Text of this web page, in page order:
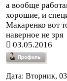
а вообще
хорошие, и
Макаренко вот
наверное не зря
03.05.2016
Дата: Вторник,